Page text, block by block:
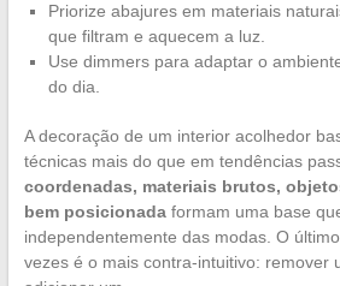
Priorize abajures em materiais
que filtram e aquecem a luz.
Use dimmers para adaptar o
do dia.
A decoração de um interior acolhedor
técnicas mais do que em tendências
coordenadas, materiais brutos,
bem posicionadaformam uma base
independentemente das modas. O
vezes é o mais contra-intuitivo: remover